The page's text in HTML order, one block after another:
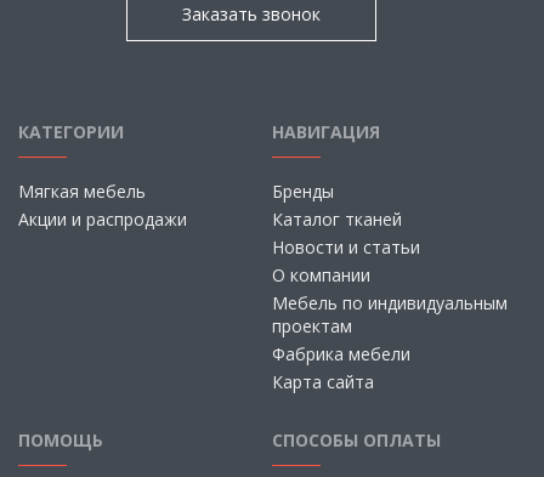
Заказать звонок
КАТЕГОРИИ
Мягкая мебель
Акции и распродажи
НАВИГАЦИЯ
Бренды
Каталог тканей
Новости и статьи
О компании
Мебель по индивидуальным
проектам
Фабрика мебели
Карта сайта
ПОМОЩЬ СПОСОБЫ ОПЛАТЫ